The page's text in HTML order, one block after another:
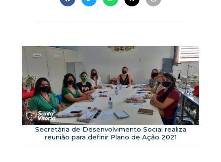
Secretária de Desenvolvimento Social realiza
reunião para definir Plano de Ação 2021